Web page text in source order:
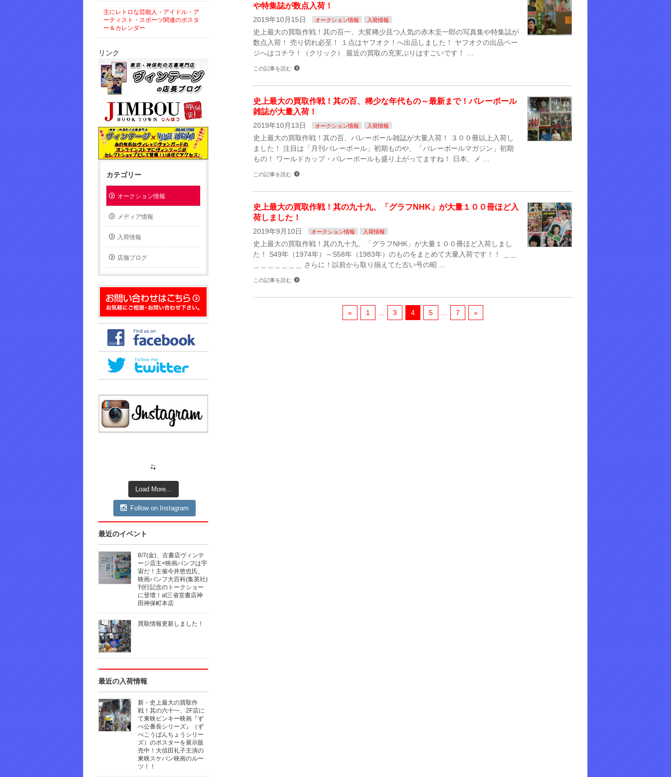
や特集誌が数点入荷！
2019年10月15日 オークション情報 入荷情報
史上最大の買取作戦！其の百一、大変稀少且つ人気の赤木圭一郎の写真集や特集誌が
数点入荷！ 売り切れ必至！ １点はヤフオク！へ出品しました！ ヤフオクの出品ペー
ジへはコチラ！（クリック） 最近の買取の充実ぶりはすごいです！ …
この記事を読む
史上最大の買取作戦！其の百、稀少な年代もの～最新まで！バレーボール
雑誌が大量入荷！
2019年10月13日 オークション情報 入荷情報
史上最大の買取作戦！其の百、バレーボール雑誌が大量入荷！ ３００冊以上入荷し
ました！ 注目は「月刊バレーボール」初期ものや、「バレーボールマガジン」初期
もの！ ワールドカップ・バレーボールも盛り上がってますね！ 日本、メ …
この記事を読む
史上最大の買取作戦！其の九十九、「グラフNHK」が大量１００冊ほど入
荷しました！
2019年9月10日 オークション情報 入荷情報
史上最大の買取作戦！其の九十九、「グラフNHK」が大量１００冊ほど入荷しまし
た！ S49年（1974年）～S58年（1983年）のものをまとめて大量入荷です！！ ＿＿
＿＿＿＿＿＿＿ さらに！以前から取り揃えてた古い号の昭 …
この記事を読む
« 1 3 4 5 7 »
主にレトロな芸能人・アイドル・ア
ーティスト・スポーツ関連のポスタ
ー＆カレンダー
リンク
カテゴリー
オークション情報
メディア情報
入荷情報
店舗ブログ
Load More...
Follow on Instagram
最近のイベント
8/7(金)、古書店ヴィンテ
ージ店主×映画パンフは宇
宙だ！主催今井悠也氏、
映画パンフ大百科(集英社)
刊行記念のトークショー
に登壇！at三省堂書店神
田神保町本店
買取情報更新しました！
最近の入荷情報
新・史上最大の買取作
戦！其の六十一、2F店に
て東映ピンキー映画『ず
べ公番長シリーズ』（ず
べこうばんちょうシリー
ズ）のポスターを展示販
売中！大信田礼子主演の
東映スケバン映画のルー
ツ！！